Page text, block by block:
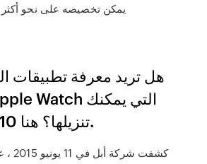
يمكن تخصيصه على نحو
هل تريد معرفة تطبيقات
تنزيلها؟ هنا 10 من الأفضل.
كشفت